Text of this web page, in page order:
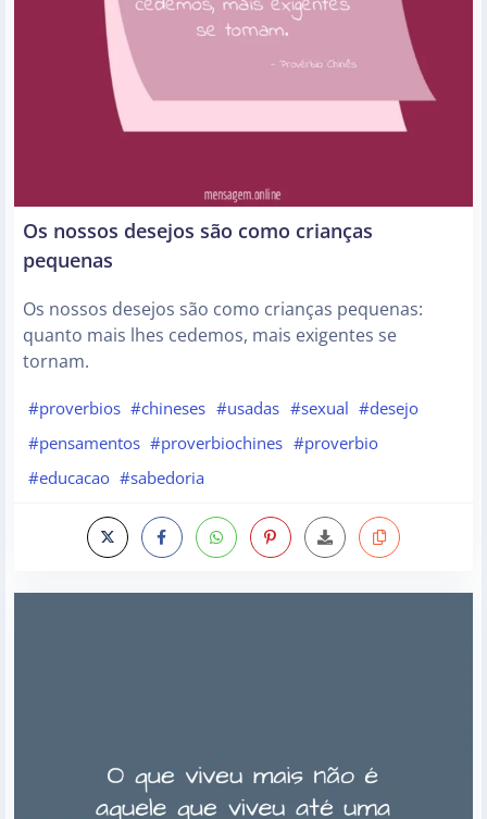
Os nossos desejos são como crianças
pequenas
Os nossos desejos são como crianças pequenas:
quanto mais lhes cedemos, mais exigentes se
tornam.
#proverbios #chineses #usadas #sexual #desejo
#pensamentos #proverbiochines #proverbio
#educacao #sabedoria